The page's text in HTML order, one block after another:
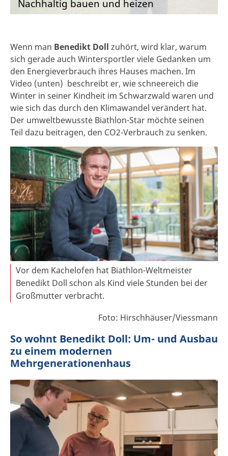
Nachhaltig bauen und heizen
Wenn man Benedikt Doll zuhört, wird klar, warum
sich gerade auch Wintersportler viele Gedanken um
den Energieverbrauch ihres Hauses machen. Im
Video (unten) beschreibt er, wie schneereich die
Winter in seiner Kindheit im Schwarzwald waren und
wie sich das durch den Klimawandel verändert hat.
Der umweltbewusste Biathlon-Star möchte seinen
Teil dazu beitragen, den CO2-Verbrauch zu senken.
Vor dem Kachelofen hat Biathlon-Weltmeister
Benedikt Doll schon als Kind viele Stunden bei der
Großmutter verbracht.
Foto: Hirschhäuser/Viessmann
So wohnt Benedikt Doll: Um- und Ausbau
zu einem modernen
Mehrgenerationenhaus